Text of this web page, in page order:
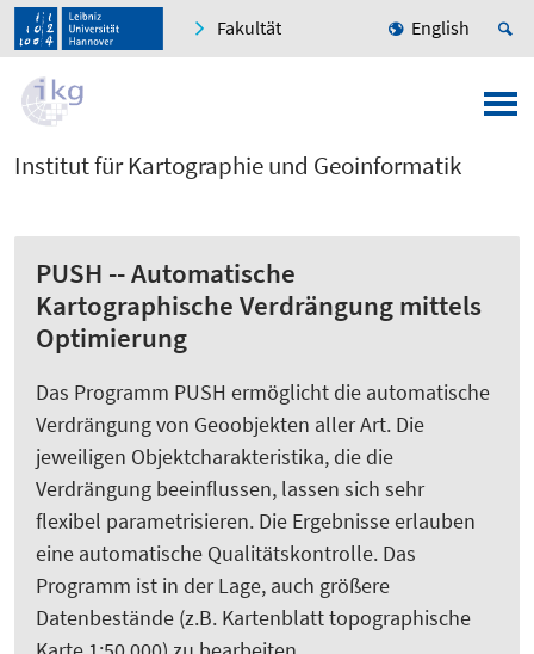
Fakultät English
Institut für Kartographie und Geoinformatik
PUSH -- Automatische
Kartographische Verdrängung mittels
Optimierung
Das Programm PUSH ermöglicht die automatische
Verdrängung von Geoobjekten aller Art. Die
jeweiligen Objektcharakteristika, die die
Verdrängung beeinflussen, lassen sich sehr
flexibel parametrisieren. Die Ergebnisse erlauben
eine automatische Qualitätskontrolle. Das
Programm ist in der Lage, auch größere
Datenbestände (z.B. Kartenblatt topographische